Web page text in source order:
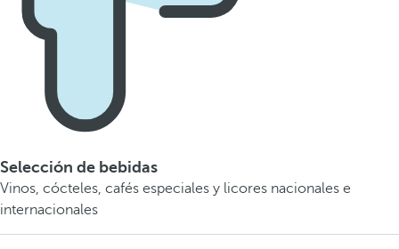
Selección de bebidas
Vinos, cócteles, cafés especiales y licores nacionales e
internacionales